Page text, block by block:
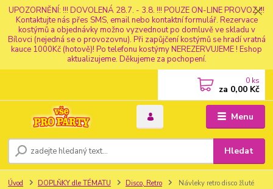
UPOZORNĚNÍ: !!! DOVOLENÁ 28.7. - 3.8. !!! POUZE ON-LINE PROVOZ !!!
Kontaktujte nás přes SMS, email nebo kontaktní formulář. Rezervace
kostýmů a objednávky možno vyzvednout po domluvě ve skladu v
Bílovci (nejedná se o provozovnu). Při zapůjčení kostýmů se hradí vratná
kauce 1000Kč (hotově)! Po telefonu kostýmy NEREZERVUJEME ! Eshop
aktualizujeme. Děkujeme za pochopení.
Menu
Hledat
0 ks
za 0,00 Kč
Úvod DOPLŇKY dle TÉMATU Disco, Retro Návleky retro disco žluté